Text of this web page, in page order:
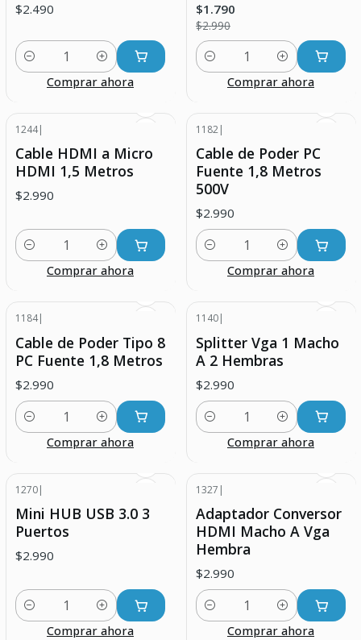
$2.490
Cantidad
Comprar ahora
$1.790
$2.990
Cantidad
Comprar ahora
1244|
Cable HDMI a Micro
HDMI 1,5 Metros
$2.990
Cantidad
Comprar ahora
1182|
Cable de Poder PC
Fuente 1,8 Metros
500V
$2.990
Cantidad
Comprar ahora
1184|
Cable de Poder Tipo 8
PC Fuente 1,8 Metros
$2.990
Cantidad
Comprar ahora
1140|
Splitter Vga 1 Macho
A 2 Hembras
$2.990
Cantidad
Comprar ahora
1270|
Mini HUB USB 3.0 3
Puertos
$2.990
Cantidad
Comprar ahora
1327 |
Adaptador Conversor
HDMI Macho A Vga
Hembra
$2.990
Cantidad
Comprar ahora